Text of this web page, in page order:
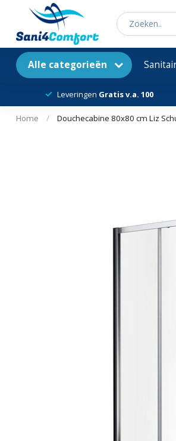
Alle categorieën
Leveringen Gratis v.a. 100
Home / Douchecabine 80x80 cm Liz